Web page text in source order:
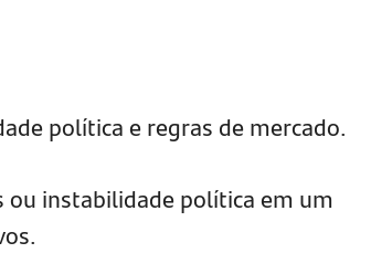
política e regras de mercado.
instabilidade política em um